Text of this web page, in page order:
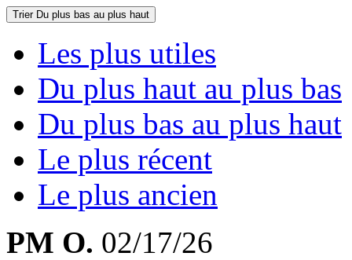
Trier Du plus bas au plus haut
Les plus utiles
Du plus haut au plus bas
Du plus bas au plus haut
Le plus récent
Le plus ancien
PM O. 02/17/26